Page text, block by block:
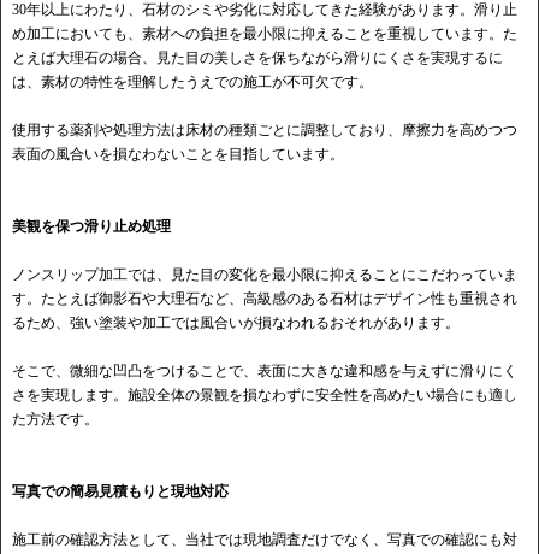
30年以上にわたり、石材のシミや劣化に対応してきた経験があります。滑り止
め加工においても、素材への負担を最小限に抑えることを重視しています。た
とえば大理石の場合、見た目の美しさを保ちながら滑りにくさを実現するに
は、素材の特性を理解したうえでの施工が不可欠です。
使用する薬剤や処理方法は床材の種類ごとに調整しており、摩擦力を高めつつ
表面の風合いを損なわないことを目指しています。
美観を保つ滑り止め処理
ノンスリップ加工では、見た目の変化を最小限に抑えることにこだわっていま
す。たとえば御影石や大理石など、高級感のある石材はデザイン性も重視され
るため、強い塗装や加工では風合いが損なわれるおそれがあります。
そこで、微細な凹凸をつけることで、表面に大きな違和感を与えずに滑りにく
さを実現します。施設全体の景観を損なわずに安全性を高めたい場合にも適し
た方法です。
写真での簡易見積もりと現地対応
施工前の確認方法として、当社では現地調査だけでなく、写真での確認にも対